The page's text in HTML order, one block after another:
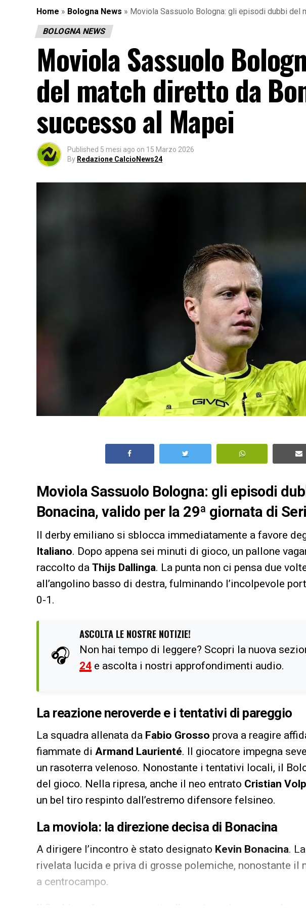
Home » Bologna News » Moviola Sassuolo Bologna: gli episodi dubbi del
BOLOGNA NEWS
Moviola Sassuolo
del match diretto da
successo al Mapei
Published 5 mesi ago on 15 Marzo 2026
By Redazione CalcioNews24
Moviola Sassuolo Bologna: gli episodi
Bonacina, valido per la 29ª giornata di
Il derby emiliano si sblocca immediatamente a favore
Italiano. Dopo appena sei minuti di gioco, un pallone
raccolto da Thijs Dallinga. La punta non ci pensa due
all’angolino basso di destra, fulminando l’incolpevole
0-1.
🎧
ASCOLTA LE NOSTRE NOTIZIE!
Non hai tempo di leggere? Scopri la nuova
24 e ascolta i nostri approfondimenti audio.
La reazione neroverde e i tentativi di pareggio
La squadra allenata da Fabio Grosso prova a reagire
fiammate di Armand Laurienté. Il giocatore impegna
un rasoterra velenoso. Nonostante i tentativi locali, il
del gioco. Nella ripresa, anche il neo entrato Cristian
un bel tiro respinto dall’estremo difensore felsineo.
La moviola: la direzione decisa di Bonacina
A dirigere l’incontro è stato designato Kevin Bonacina.
rivelata lucida e priva di grosse polemiche, nonostante
a centrocampo.